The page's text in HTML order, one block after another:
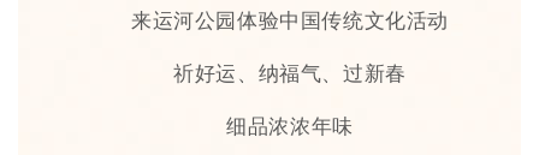
来运河公园体验中国传统文化活动
祈好运、纳福气、过新春
细品浓浓年味